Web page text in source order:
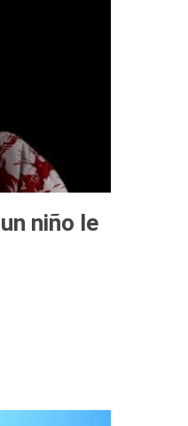
niño le